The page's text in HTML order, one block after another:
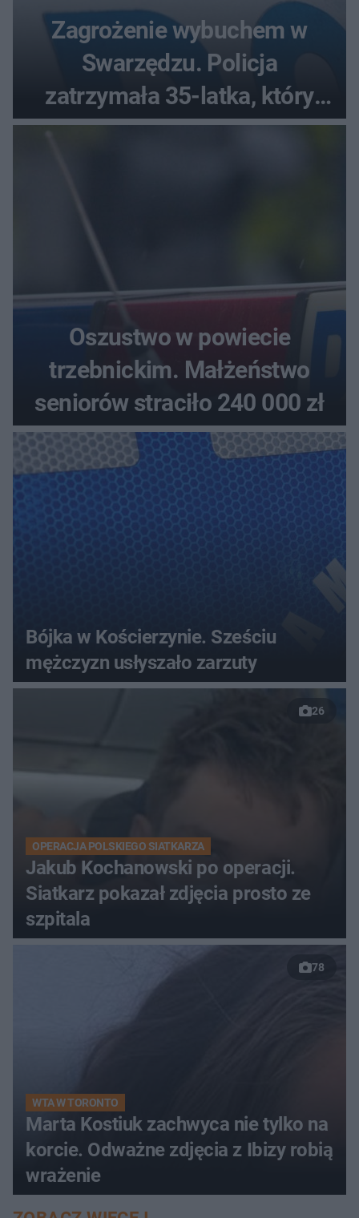
Zagrożenie wybuchem w
Swarzędzu. Policja
zatrzymała 35-latka, który
zgłosił ładunek w swoim
Oszustwo w powiecie
trzebnickim. Małżeństwo
seniorów straciło 240 000 zł
Bójka w Kościerzynie. Sześciu
mężczyzn usłyszało zarzuty
26
OPERACJA POLSKIEGO SIATKARZA
Jakub Kochanowski po operacji.
Siatkarz pokazał zdjęcia prosto ze
szpitala
78
WTA W TORONTO
Marta Kostiuk zachwyca nie tylko na
korcie. Odważne zdjęcia z Ibizy robią
wrażenie